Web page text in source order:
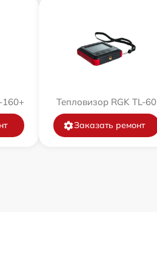
160+ Тепловизор RGK TL-60
Заказать ремонт